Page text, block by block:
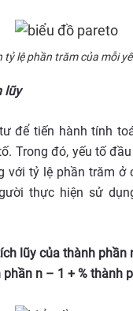
tỷ lệ phần trăm của mỗi
lũy
để tiến hành tính
Trong đó, yếu tố
với tỷ lệ phần trăm ở
thực hiện sử
lũy của thành phần
phần n – 1 + % thành